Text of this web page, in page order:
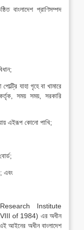
বাংলাদেশ প্রাণিসম্পদ
যাহা গৃহে বা খামারে
সময় সময়, সরকারি
যায় এইরূপ কোনো পাখি;
এবং
Research Institute
of 1984) এর অধীন
অধীন বাংলাদেশ